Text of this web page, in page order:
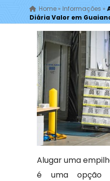
Home» Informações »
Diária Valor em
Alugar uma
é uma opção